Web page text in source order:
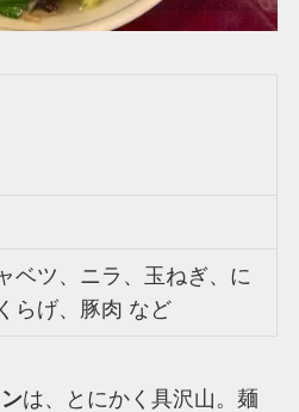
ベツ、ニラ、玉ねぎ、に
らげ、豚肉 など
は、とにかく具沢山。麺